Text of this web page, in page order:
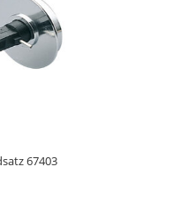
67403